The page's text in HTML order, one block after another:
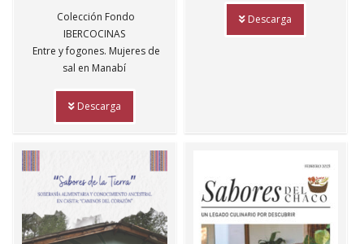
Colección Fondo
IBERCOCINAS
Entre y fogones. Mujeres de
sal en Manabí
Descarga
Descarga